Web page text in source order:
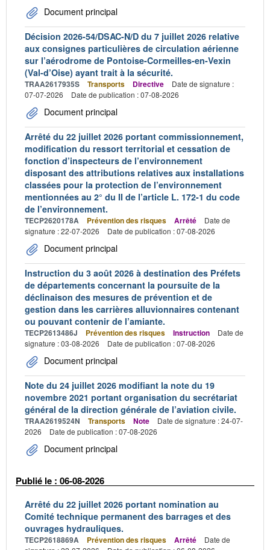
Document principal
Décision 2026-54/DSAC-N/D du 7 juillet 2026 relative
aux consignes particulières de circulation aérienne
sur l’aérodrome de Pontoise-Cormeilles-en-Vexin
(Val-d’Oise) ayant trait à la sécurité.
TRAA2617935S Transports Directive
Date de signature :
07-07-2026
Date de publication : 07-08-2026
Document principal
Arrêté du 22 juillet 2026 portant commissionnement,
modification du ressort territorial et cessation de
fonction d’inspecteurs de l’environnement
disposant des attributions relatives aux installations
classées pour la protection de l’environnement
mentionnées au 2° du II de l’article L. 172-1 du code
de l’environnement.
TECP2620178A Prévention des risques Arrêté
Date de
signature : 22-07-2026
Date de publication : 07-08-2026
Document principal
Instruction du 3 août 2026 à destination des Préfets
de départements concernant la poursuite de la
déclinaison des mesures de prévention et de
gestion dans les carrières alluvionnaires contenant
ou pouvant contenir de l’amiante.
TECP2613486J Prévention des risques Instruction
Date de
signature : 03-08-2026
Date de publication : 07-08-2026
Document principal
Note du 24 juillet 2026 modifiant la note du 19
novembre 2021 portant organisation du secrétariat
général de la direction générale de l’aviation civile.
TRAA2619524N Transports Note
Date de signature : 24-07-
2026
Date de publication : 07-08-2026
Document principal
Publié le : 06-08-2026
Arrêté du 22 juillet 2026 portant nomination au
Comité technique permanent des barrages et des
ouvrages hydrauliques.
TECP2618869A Prévention des risques Arrêté
Date de